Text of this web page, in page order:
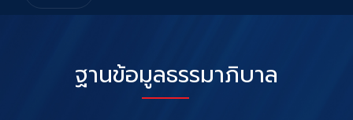
ฐานข้อมูลธรรมาภิบาล